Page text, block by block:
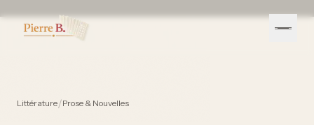
Littérature/Prose & Nouvelles